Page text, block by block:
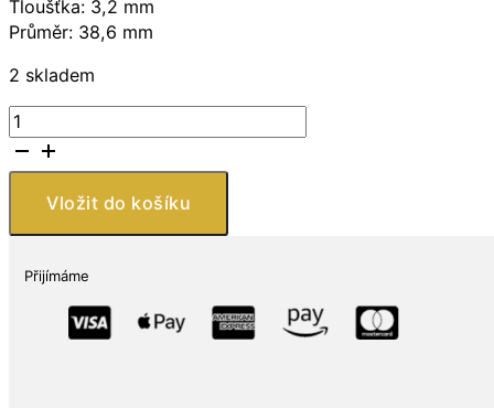
Tloušťka: 3,2 mm
Průměr: 38,6 mm
2 skladem
Scottsdale
Mint
Stříbrná
mince
Cedis
Space
Vložit do košíku
Přijímáme